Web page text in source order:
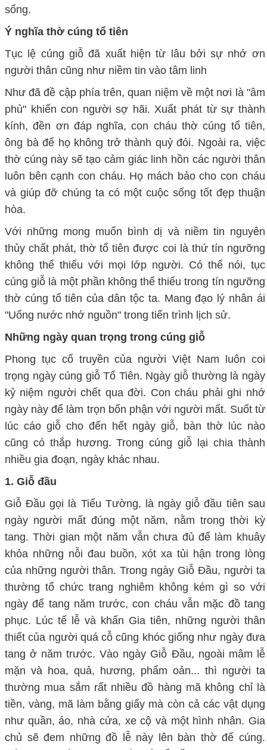
sống.
Ý nghĩa thờ cúng tổ tiên
Tục lệ cúng giỗ đã xuất hiện từ lâu bởi sự nhớ ơn
người thân cũng như niềm tin vào tâm linh
Như đã đề cập phía trên, quan niệm về một nơi là "âm
phủ" khiến con người sợ hãi. Xuất phát từ sự thành
kính, đền ơn đáp nghĩa, con cháu thờ cúng tổ tiên,
ông bà để họ không trở thành quỷ đói. Ngoài ra, việc
thờ cúng này sẽ tạo cảm giác linh hồn các người thân
luôn bên cạnh con cháu. Họ mách bảo cho con cháu
và giúp đỡ chúng ta có một cuộc sống tốt đẹp thuận
hòa.
Với những mong muốn bình dị và niềm tin nguyên
thủy chất phát, thờ tổ tiên được coi là thứ tín ngưỡng
không thể thiếu với mọi lớp người. Có thể nói, tục
cúng giỗ là một phần không thể thiếu trong tín ngưỡng
thờ cúng tổ tiên của dân tộc ta. Mang đạo lý nhân ái
"Uống nước nhớ nguồn" trong tiến trình lịch sử.
Những ngày quan trọng trong cúng giỗ
Phong tục cổ truyền của người Việt Nam luôn coi
trọng ngày cúng giỗ Tổ Tiên. Ngày giỗ thường là ngày
kỷ niệm người chết qua đời. Con cháu phải ghi nhớ
ngày này để làm trọn bổn phận với người mất. Suốt từ
lúc cáo giỗ cho đến hết ngày giỗ, bàn thờ lúc nào
cũng có thắp hương. Trong cúng giỗ lại chia thành
nhiều gia đoạn, ngày khác nhau.
1. Giỗ đầu
Giỗ Đầu gọi là Tiểu Tường, là ngày giỗ đầu tiên sau
ngày người mất đúng một năm, nằm trong thời kỳ
tang. Thời gian một năm vẫn chưa đủ để làm khuây
khỏa những nỗi đau buồn, xót xa tủi hận trong lòng
của những người thân. Trong ngày Giỗ Đầu, người ta
thường tổ chức trang nghiêm không kém gì so với
ngày để tang năm trước, con cháu vẫn mặc đồ tang
phục. Lúc tế lễ và khấn Gia tiên, những người thân
thiết của người quá cỗ cũng khóc giống như ngày đưa
tang ở năm trước. Vào ngày Giỗ Đầu, ngoài mâm lễ
mặn và hoa, quả, hương, phẩm oản... thì người ta
thường mua sắm rất nhiều đồ hàng mã không chỉ là
tiền, vàng, mã làm bằng giấy mà còn cả các vật dụng
như quần, áo, nhà cửa, xe cộ và một hình nhân. Gia
chủ sẽ đem những đồ lễ này lên bàn thờ để cúng.